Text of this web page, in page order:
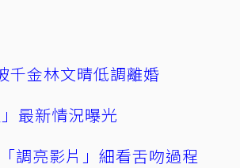
千金林文晴低調離婚
最新情況曝光
調亮影片」細看舌吻過程